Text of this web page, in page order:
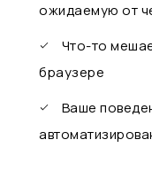
ожидаемую от
Что-то
браузере
Ваше